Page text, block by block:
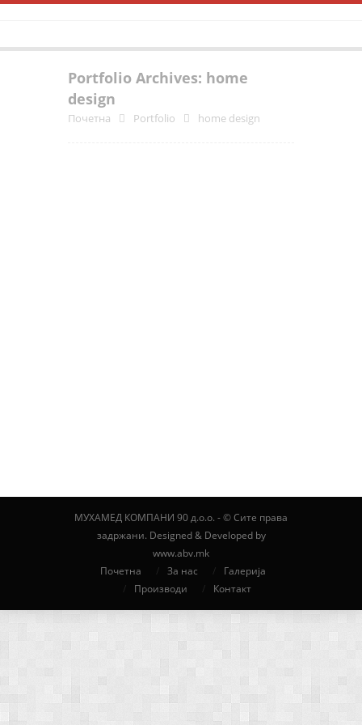
Portfolio Archives: home
design
Почетна Portfolio home design
МУХАМЕД КОМПАНИ 90 д.о.о. - © Сите права
задржани. Designed & Developed by
www.abv.mk
Почетна
За нас
Галерија
Производи
Контакт